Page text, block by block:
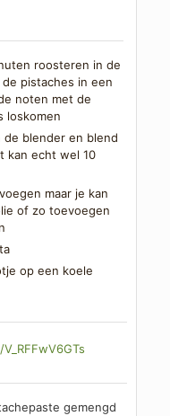
roosteren in de
pistaches in een
noten met de
loskomen
de blender en blend
kan echt wel 10
maar je kan
of zo toevoegen
op een koele
gemengd